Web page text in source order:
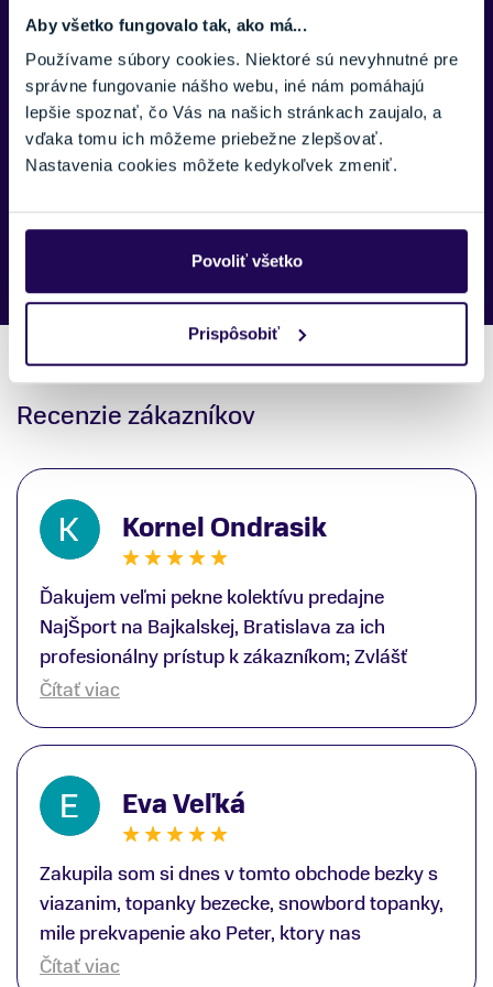
Aby všetko fungovalo tak, ako má...
Používame súbory cookies. Niektoré sú nevyhnutné pre
správne fungovanie nášho webu, iné nám pomáhajú
lepšie spoznať, čo Vás na našich stránkach zaujalo, a
vďaka tomu ich môžeme priebežne zlepšovať.
Nastavenia cookies môžete kedykoľvek zmeniť.
Povoliť všetko
Prispôsobiť
Zobraziť menej
SPRÁVA:
Náš špecialista vám, čo najskôr zavolá ohľadom tohto
produktu.
Recenzie zákazníkov
Kornel Ondrasik
Ďakujem veľmi pekne kolektívu predajne
NajŠport na Bajkalskej, Bratislava za ich
profesionálny prístup k zákazníkom; Zvlášť
ďakujem špecialistovi Martinovi Gunišovi za
lyžiarskej obuvi, ako aj prilby.. všetko značka
Atomic; Pán Martin Guniš mi svojou
odbornosťou otvoril nové obzory a dozvedel
som sa, vďaka jeho profesionálnemu prístupu k
zákazníkovi, up-to-date informácie o nových
trendoch v lyžiarských technológiách; Z
predajne NajŠport som odchádzal s nakúpom
nového lyžiarského vybavenia nielen ako veľmi
Čítať viac
Eva Veľká
Zakupila som si dnes v tomto obchode bezky s
viazanim, topanky bezecke, snowbord topanky,
mile prekvapenie ako Peter, ktory nas
obsluhoval mal prehlad, poradil nam super. Za
Čítať viac